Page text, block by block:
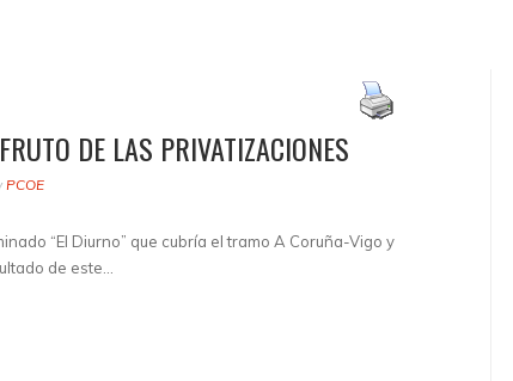
DE LAS PRIVATIZACIONES
PCOE
“El Diurno” que cubría el tramo A Coruña-Vigo y
de este…